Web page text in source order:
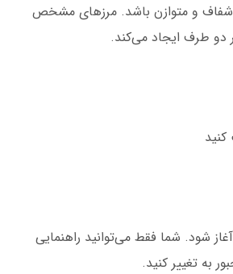
شفاف و متوازن باشد. مرزهای مشخص
دو طرف ایجاد می‌کند.
آغاز شود. شما فقط می‌توانید راهنمایی
به تغییر کنید.